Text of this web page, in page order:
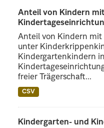
Anteil von Kindern
Anteil von Kindern
unter
Kindergartenkindern
freier Trägerschaft...
CSV
Kindergarten- und